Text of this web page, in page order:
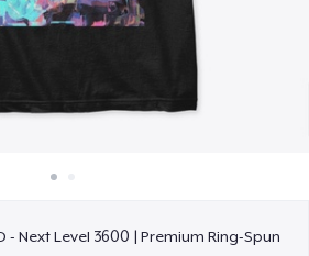
- Next Level 3600 | Premium Ring-Spun